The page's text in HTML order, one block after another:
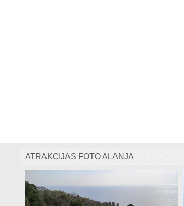
ATRAKCIJAS FOTO ALANJA